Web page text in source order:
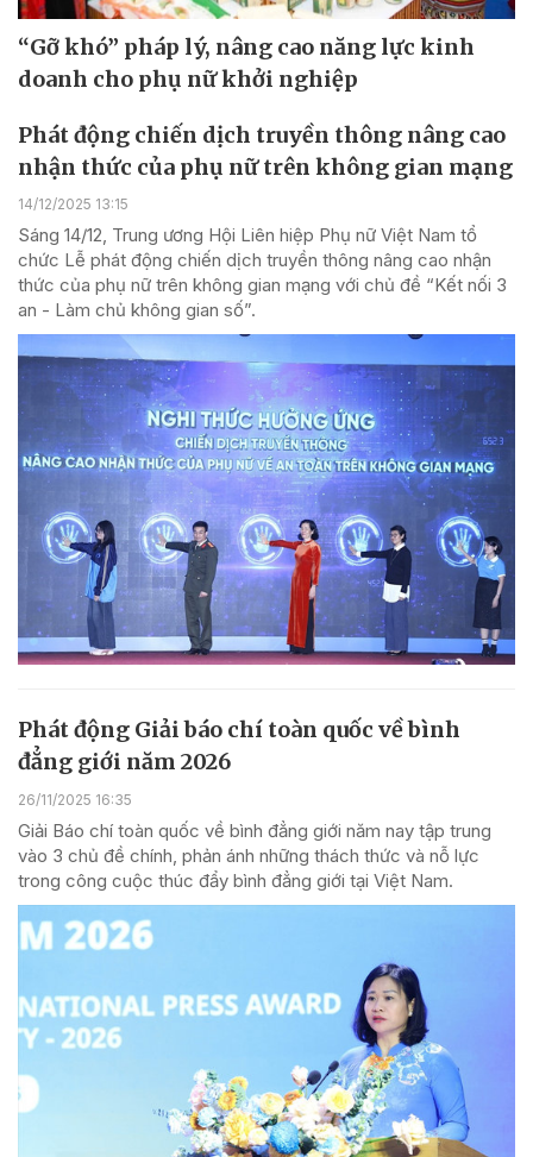
“Gỡ khó” pháp lý, nâng cao năng lực kinh
doanh cho phụ nữ khởi nghiệp
Phát động chiến dịch truyền thông nâng cao
nhận thức của phụ nữ trên không gian mạng
14/12/2025 13:15
Sáng 14/12, Trung ương Hội Liên hiệp Phụ nữ Việt Nam tổ
chức Lễ phát động chiến dịch truyền thông nâng cao nhận
thức của phụ nữ trên không gian mạng với chủ đề “Kết nối 3
an - Làm chủ không gian số”.
Phát động Giải báo chí toàn quốc về bình
đẳng giới năm 2026
26/11/2025 16:35
Giải Báo chí toàn quốc về bình đẳng giới năm nay tập trung
vào 3 chủ đề chính, phản ánh những thách thức và nỗ lực
trong công cuộc thúc đẩy bình đẳng giới tại Việt Nam.